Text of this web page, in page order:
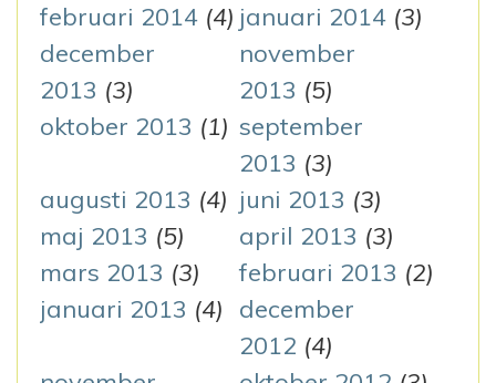
februari 2014 (4) januari 2014 (3)
december
2013 (3)
november
2013 (5)
oktober 2013 (1) september
2013 (3)
augusti 2013 (4) juni 2013 (3)
maj 2013 (5) april 2013 (3)
mars 2013 (3) februari 2013 (2)
januari 2013 (4)
december
2012 (4)